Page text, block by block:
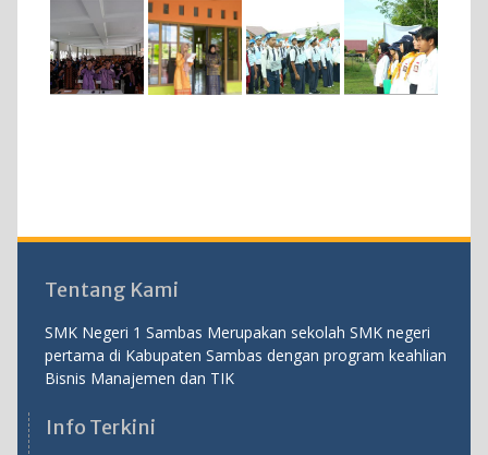
Tentang Kami
SMK Negeri 1 Sambas Merupakan sekolah SMK negeri
pertama di Kabupaten Sambas dengan program keahlian
Bisnis Manajemen dan TIK
Info Terkini